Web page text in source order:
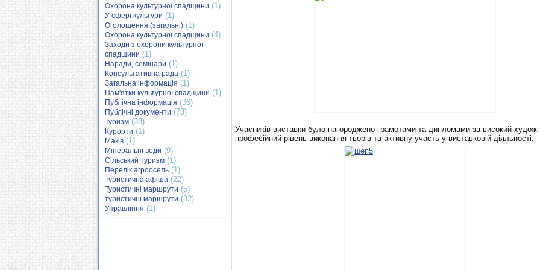
Охорона культурної спадщини (1)
У сфері культури (1)
Оголошення (загальні) (1)
Охорона культурної спадщини (4)
Заходи з охорони культурної
спадщини (1)
Наради, семінари (1)
Консультативна рада (1)
Загальна інформація (1)
Пам'ятки культурної спадщини (1)
Публічна інформація (36)
Публічні документи (73)
Туризм (38)
Курорти (1)
Маків (1)
Мінеральні води (9)
Сільський туризм (1)
Перелік агроосель (1)
Туристична афіша (22)
Туристичні маршрути (5)
туристичні маршрути (32)
Управління (1)
Учасників виставки було нагороджено грамотами та дипломами за високий
професійний рівень виконання творів та активну участь у виставковій діяльності.